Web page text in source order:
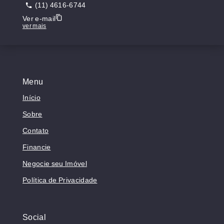
Menu
Início
Sobre
Contato
Financie
Negocie seu Imóvel
Política de Privacidade
Social
(11) 4616-6744
Ver e-mail
ver mais